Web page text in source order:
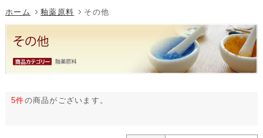
ホーム 釉薬原料 その他
5件の商品がございます。